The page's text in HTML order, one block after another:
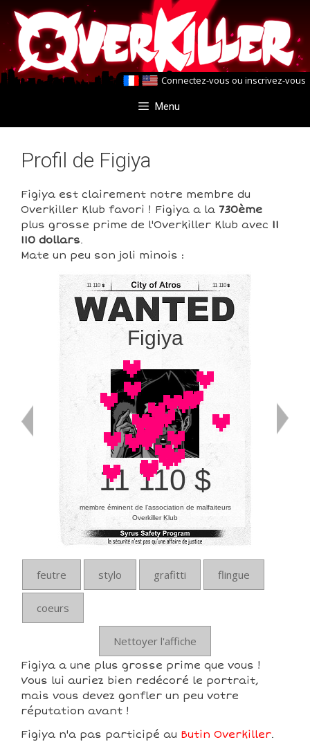
Aller
au
contenu
Aller
au
contenu
Connectez-vous ou inscrivez-vous
Menu
Profil de Figiya
Figiya est clairement notre membre du
Overkiller Klub favori ! Figiya a la 730ème
plus grosse prime de l'Overkiller Klub avec 11
110 dollars.
Mate un peu son joli minois :
11 110
Figiya
11 110
11 110 $
membre éminent de l’association de malfaiteurs
Overkiller Klub
feutre stylo grafitti flingue
coeurs
Nettoyer l'affiche
Figiya a une plus grosse prime que vous !
Vous lui auriez bien redécoré le portrait,
mais vous devez gonfler un peu votre
réputation avant !
Figiya n'a pas participé au Butin Overkiller.